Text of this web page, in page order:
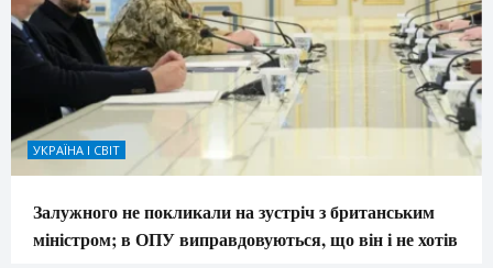
УКРАЇНА І СВІТ
Залужного не покликали на зустріч з британським
міністром; в ОПУ виправдовуються, що він і не хотів